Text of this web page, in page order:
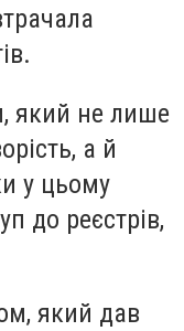
який не лише
а й
у цьому
до реєстрів,
який дав